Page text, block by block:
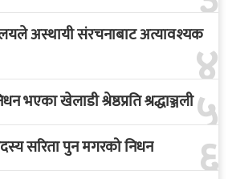
४
अस्थायी संरचनाबाट अत्यावश्यक
५
भएका खेलाडी श्रेष्ठप्रति श्रद्धाञ्जली
६
सरिता पुन मगरको निधन